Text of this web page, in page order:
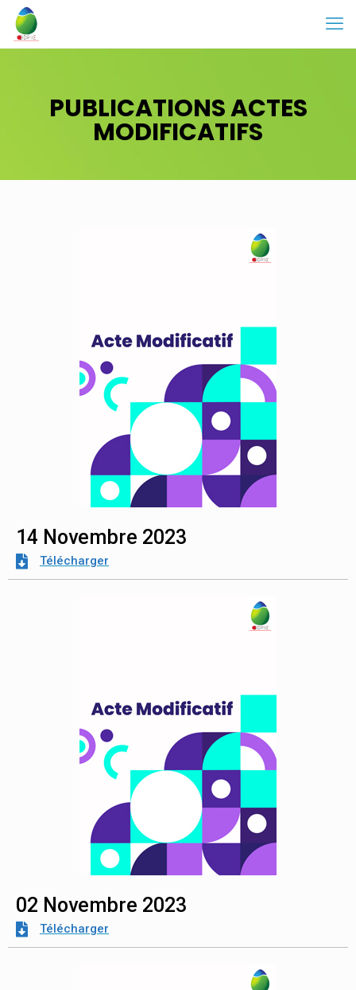
PUBLICATIONS ACTES
MODIFICATIFS
14 Novembre 2023
Télécharger
02 Novembre 2023
Télécharger